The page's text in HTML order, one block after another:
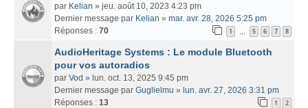
par Kelian » jeu. août 10, 2023 4:23 pm
Dernier message par Kelian » mar. avr. 28, 2026 5:25 pm
Réponses : 70 1 5 6 7 8
AudioHeritage Systems : Le module Bluetooth
pour vos autoradios
par Vod » lun. oct. 13, 2025 9:45 pm
Dernier message par Guglielmu » lun. avr. 27, 2026 3:31 pm
Réponses : 13 1 2